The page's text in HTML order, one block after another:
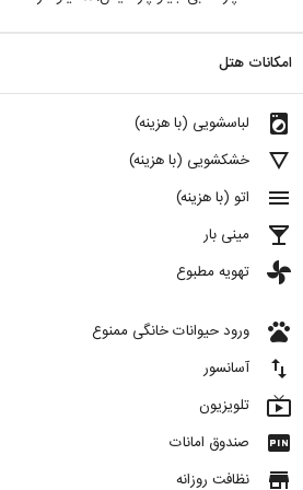
امکانات هتل
local_laundry_service لباسشویی (با هزینه)
details خشکشویی (با هزینه)
menu اتو (با هزینه)
local_bar مینی بار
toys تهویه مطبوع
pets ورود حیوانات خانگی ممنوع
import_export آسانسور
live_tv تلویزیون
fiber_pin صندوق امانات
store نظافت روزانه